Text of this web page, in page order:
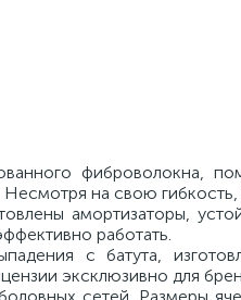
фиброволокна,
Несмотря на свою
амортизаторы,
работать.
с батута,
эксклюзивно для